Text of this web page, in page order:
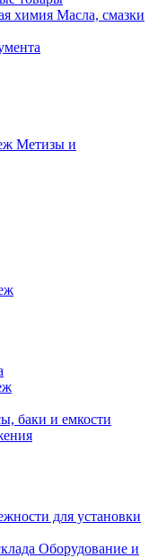
Масла, смазки
Метизы и
баки и емкости
для установки
Оборудование и